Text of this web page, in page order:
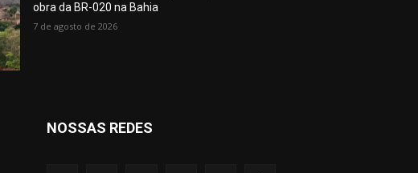
obra da BR-020 na Bahia
7 de agosto de 2026
NOSSAS REDES